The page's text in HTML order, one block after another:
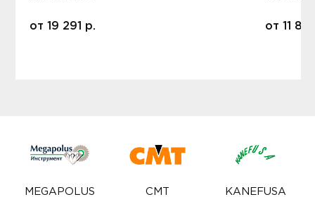
от 19 291 р. от 11
MEGAPOLUS CMT KANEFUSA